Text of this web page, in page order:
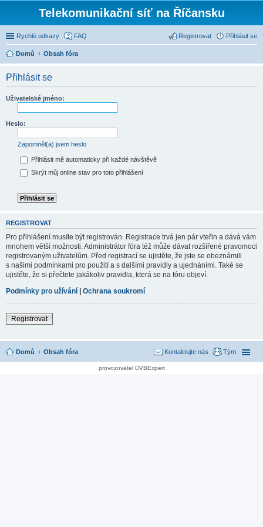
Telekomunikační síť na Říčansku
Rychlé odkazy FAQ Přihlásit se
Registrovat
Domů Obsah fóra
Přihlásit se
Uživatelské jméno:
Heslo:
Zapomněl(a) jsem heslo
Přihlásit mě automaticky při každé návštěvě
Skrýt můj online stav pro toto přihlášení
REGISTROVAT
Pro přihlášení musíte být registrován. Registrace trvá jen pár vteřin a dává vám
mnohem větší možnosti. Administrátor fóra též může dávat rozšířené pravomoci
registrovaným uživatelům. Před registrací se ujistěte, že jste se obeznámili
s našimi podmínkami pro použití a s dalšími pravidly a ujednáními. Také se
ujistěte, že si přečtete jakákoliv pravidla, která se na fóru objeví.
Podmínky pro užívání | Ochrana soukromí
Registrovat
Domů Obsah fóra Tým
Kontaktujte nás
provozovatel DVBExpert